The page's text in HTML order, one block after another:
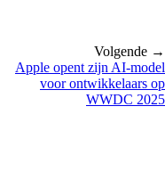
Volgende →
Apple opent zijn AI-model
voor ontwikkelaars op
WWDC 2025